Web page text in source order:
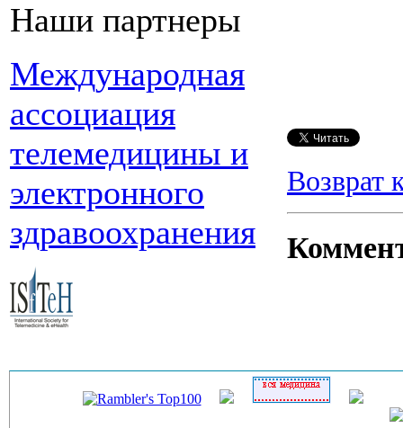
Наши партнеры
Международная
ассоциация
телемедицины и
электронного
здравоохранения
Возврат